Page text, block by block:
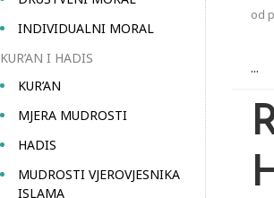
INDIVIDUALNI MORAL
KUR’AN I HADIS
KUR’AN
MJERA MUDROSTI
HADIS
MUDROSTI VJEROVJESNIKA
ISLAMA
od
...